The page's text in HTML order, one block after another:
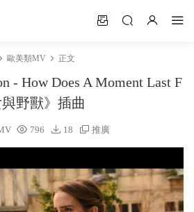
歐美類MV 正文
- How Does A Moment Last F
野獸》插曲
796 18 推廣